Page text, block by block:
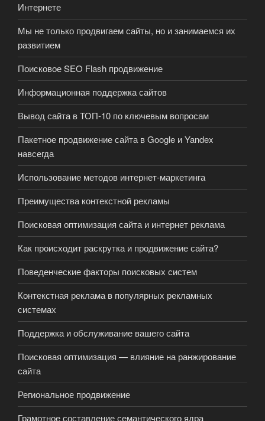
Интернете
Мы не только продвигаем сайты, но и занимаемся их
развитием
Поисковое SEO Flash продвижение
Информационная поддержка сайтов
Вывод сайта в ТОП-10 по ключевым вопросам
Пакетное продвижение сайта в Google и Yandex
навсегда
Использование методов интернет-маркетинга
Преимущества контекстной рекламы
Поисковая оптимизация сайта и интернет реклама
Как происходит раскрутка и продвижение сайта?
Поведенческие факторы поисковых систем
Контекстная реклама в популярных рекламных
системах
Поддержка и обслуживание вашего сайта
Поисковая оптимизация — влияние на ранжирование
сайта
Региональное продвижение
Грамотное составление семантического ядра